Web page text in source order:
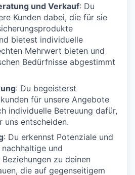
und Verkauf: Du
Kunden dabei, die für sie
bietest individuelle
Mehrwert bieten und
Bedürfnisse abgestimmt
: Du begeisterst
für unsere Angebote
individuelle Betreuung dafür,
uns entscheiden.
: Du erkennst Potenziale und
und
zu deinen
die auf gegenseitigem